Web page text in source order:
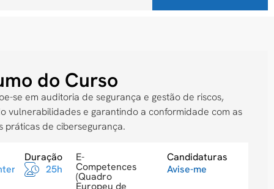
do Curso
se em auditoria de segurança e gestão de riscos,
vulnerabilidades e garantindo a conformidade com as
práticas de cibersegurança.
Duração
25h
E-
Competences
(Quadro
Candidaturas
Avise-me